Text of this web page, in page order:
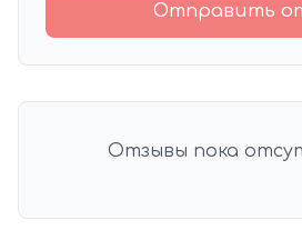
Отправить
Отзывы пока